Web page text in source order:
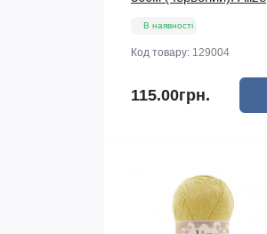
В наявності
Код товару: 129004
115.00грн.